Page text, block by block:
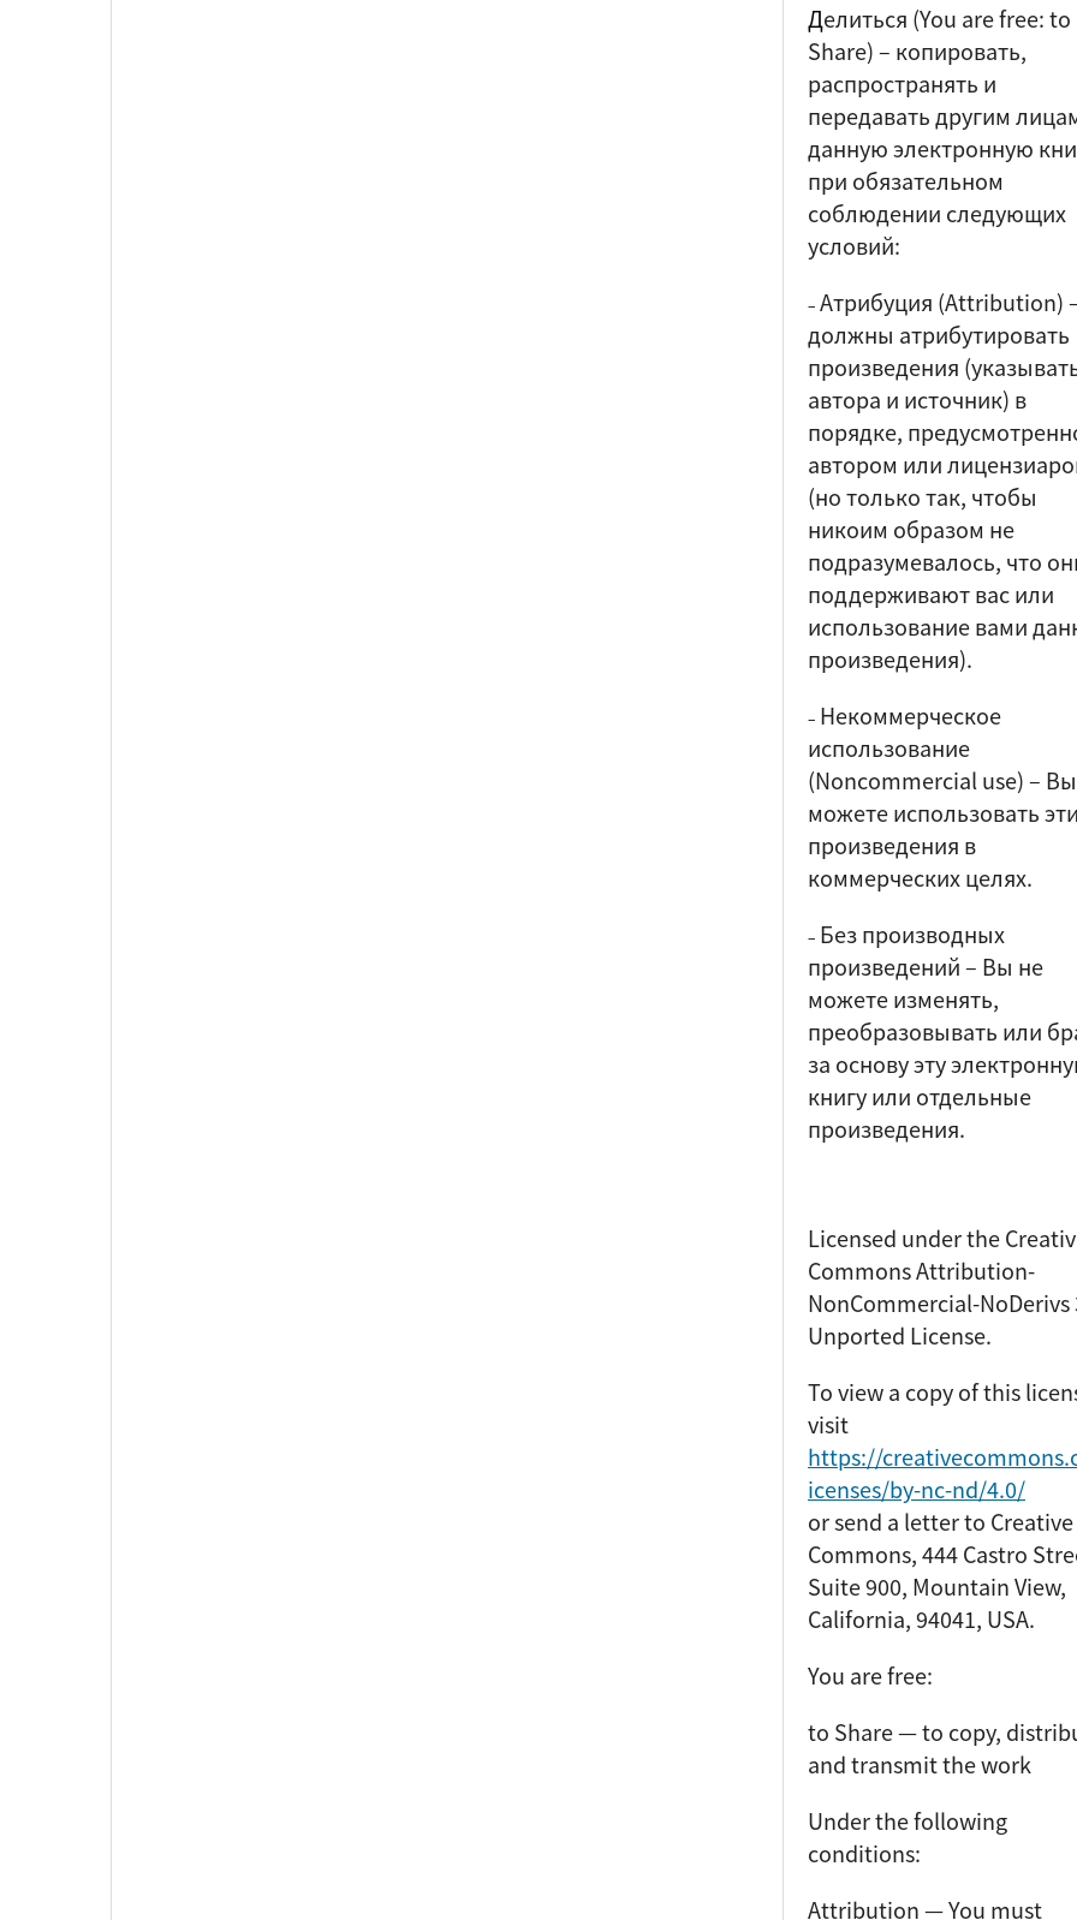
Делиться (You are free: to
Share) – копировать,
распространять и
передавать другим
данную электронную
при обязательном
соблюдении следующих
условий:
–Атрибуция (Attribution)
должны атрибутировать
произведения
автора и источник) в
порядке,
автором или
(но только так, чтобы
никоим образом не
подразумевалось, что
поддерживают вас или
использование вами
произведения).
– Некоммерческое
использование
(Noncommercial use)–
можете использовать эти
произведения в
коммерческих целях.
– Без производных
произведений– Вы не
можете изменять,
преобразовывать или
за основу эту
книгу или отдельные
произведения.
Licensed under the
Commons Attribution-
NonCommercial-NoDerivs
Unported License.
To view a copy of this
visit
https://
icenses/by-nc-nd/4.0/
or send a letter to Creative
Commons, 444 Castro
Suite 900, Mountain View,
California, 94041, USA.
You are free:
to Share — to copy,
and transmit the work
Under the following
conditions:
Attribution — You must